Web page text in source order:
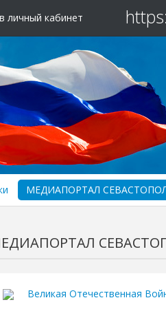
личный кабинет
МЕДИАПОРТАЛ
Великая Отечественная